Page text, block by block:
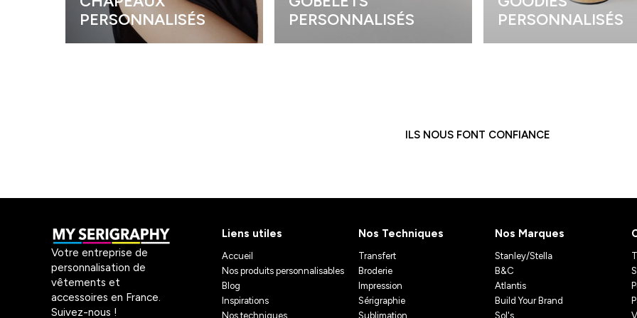
PERSONNALISÉS
PERSONNALISÉS
PERSONNALISÉS
ILS NOUS FONT CONFIANCE
Votre entreprise de
personnalisation de
vêtements et
accessoires en France.
Suivez-nous !
Liens utiles
Accueil
Nos produits personnalisables
Blog
Inspirations
Nos techniques
Nos Techniques
Transfert
Broderie
Impression
Sérigraphie
Sublimation
Nos Marques
Stanley/Stella
B&C
Atlantis
Build Your Brand
Sol's